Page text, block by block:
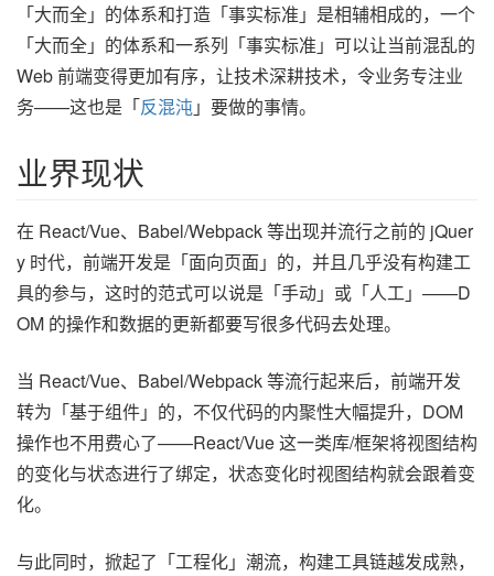
「大而全」的体系和打造「事实标准」是相辅相成的，一个
「大而全」的体系和一系列「事实标准」可以让当前混乱的
Web 前端变得更加有序，让技术深耕技术，令业务专注业
务——这也是「反混沌」要做的事情。
业界现状
在 React/Vue、Babel/Webpack 等出现并流行之前的 jQuer
y 时代，前端开发是「面向页面」的，并且几乎没有构建工
具的参与，这时的范式可以说是「手动」或「人工」——D
OM 的操作和数据的更新都要写很多代码去处理。
当 React/Vue、Babel/Webpack 等流行起来后，前端开发
转为「基于组件」的，不仅代码的内聚性大幅提升，DOM
操作也不用费心了——React/Vue 这一类库/框架将视图结构
的变化与状态进行了绑定，状态变化时视图结构就会跟着变
化。
与此同时，掀起了「工程化」潮流，构建工具链越发成熟，